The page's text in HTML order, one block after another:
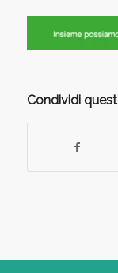
Condividi